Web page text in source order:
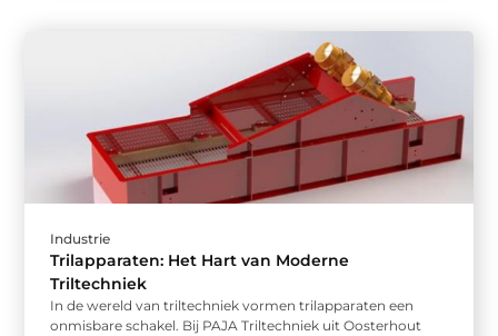
Industrie
Trilapparaten: Het Hart van Moderne
Triltechniek
In de wereld van triltechniek vormen trilapparaten een
onmisbare schakel. Bij PAJA Triltechniek uit Oosterhout